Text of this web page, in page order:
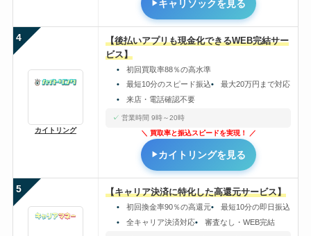
キャリソックを見る
4
カイトリング
【後払いアプリも現金化できるWEB完結サー
ビス】
初回買取率88％の高水準
最短10分のスピード振込
最大20万円まで対応
来店・電話確認不要
営業時間 9時～20時
買取率と振込スピードを実現！
カイトリングを見る
5 【キャリア決済に特化した高還元サービス】
初回換金率90％の高還元
最短10分の即日振込
全キャリア決済対応
審査なし・WEB完結